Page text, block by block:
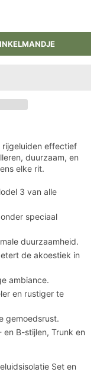
rijgeluiden effectief
duurzaam, en
elke rit.
3 van alle
speciaal
duurzaamheid.
de akoestiek in
ambiance.
en rustiger te
gemoedsrust.
B-stijlen, Trunk en
Set en